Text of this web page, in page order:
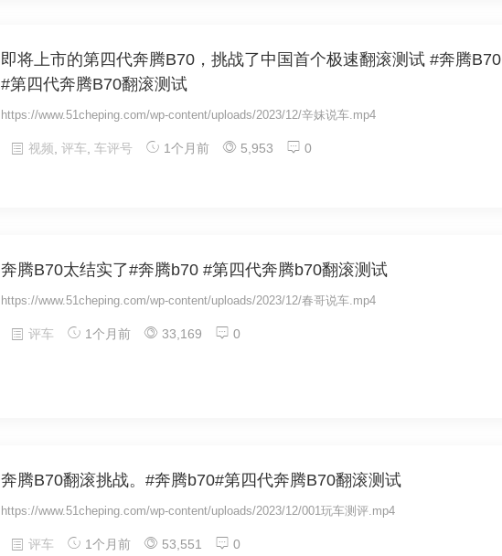
即将上市的第四代奔腾B70，挑战了中国首个极速翻滚测试 #奔腾B70
#第四代奔腾B70翻滚测试
https://www.51cheping.com/wp-content/uploads/2023/12/辛妹说车.mp4
视频 评车 车评号 1个月前 5,953 0
奔腾B70太结实了#奔腾b70 #第四代奔腾b70翻滚测试
https://www.51cheping.com/wp-content/uploads/2023/12/春哥说车.mp4
评车 1个月前 33,169 0
奔腾B70翻滚挑战。#奔腾b70#第四代奔腾B70翻滚测试
https://www.51cheping.com/wp-content/uploads/2023/12/001玩车测评.mp4
评车 1个月前 53,551 0